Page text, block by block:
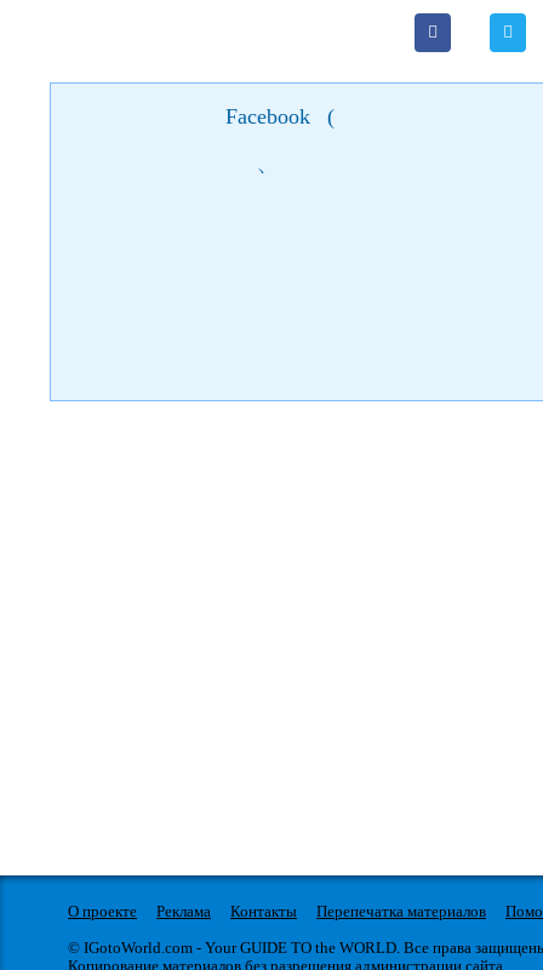
Facebook (
)
О проекте Реклама Контакты Перепечатка материалов
© IGotoWorld.com - Your GUIDE TO the WORLD. Все права
Копирование материалов без разрешения администрации сайта